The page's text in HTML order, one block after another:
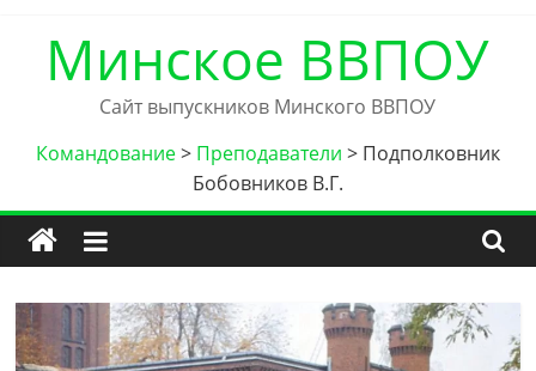
contentМинское ВВПОУ
Сайт выпускников Минского ВВПОУ
Командование> Преподаватели > Подполковник
Бобовников В.Г.